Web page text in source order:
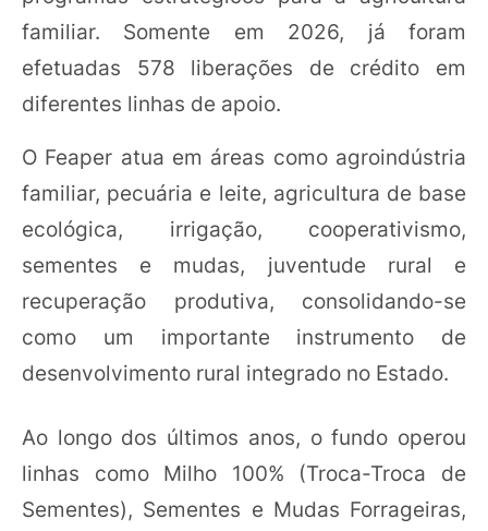
familiar. Somente em 2026, já foram
efetuadas 578 liberações de crédito em
diferentes linhas de apoio.
O Feaper atua em áreas como agroindústria
familiar, pecuária e leite, agricultura de base
ecológica, irrigação, cooperativismo,
sementes e mudas, juventude rural e
recuperação produtiva, consolidando-se
como um importante instrumento de
desenvolvimento rural integrado no Estado.
Ao longo dos últimos anos, o fundo operou
linhas como Milho 100% (Troca-Troca de
Sementes), Sementes e Mudas Forrageiras,